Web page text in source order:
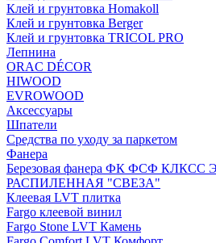
Клей и грунтовка Homakoll
Клей и грунтовка Berger
Клей и грунтовка TRICOL PRO
Лепнина
ORAC DÉCOR
HIWOOD
EVROWOOD
Аксессуары
Шпатели
Средства по уходу за паркетом
Фанера
Березовая фанера ФК ФСФ КЛКСС
РАСПИЛЕННАЯ "СВЕЗА"
Клеевая LVT плитка
Fargo клеевой винил
Fargo Stone LVT Камень